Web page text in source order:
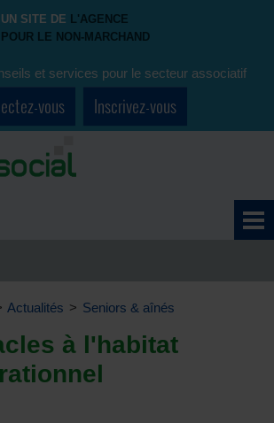
UN SITE DE L'AGENCE
POUR LE NON-MARCHAND
et services pour le secteur associatif
vous Inscrivez-vous
Actualités > Seniors & aînés
à l'habitat